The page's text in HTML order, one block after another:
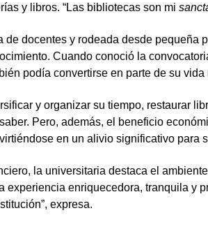
y libros. “Las bibliotecas son mi
de docentes y rodeada desde pequeña
Cuando conoció la
podía convertirse en parte de su vida
y organizar su tiempo, restaurar
Pero, además, el beneficio
en un alivio significativo para
la universitaria destaca el
experiencia enriquecedora, tranquila y
expresa.